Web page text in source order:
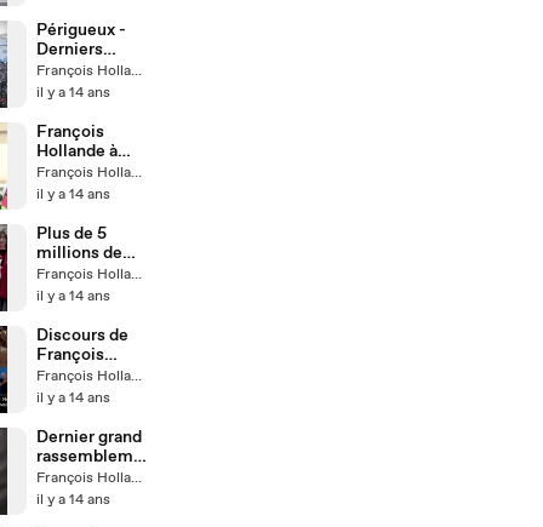
Périgueux -
Derniers
moments de
campagne
François Hollande
il y a 14 ans
François
Hollande à
Forbach
François Hollande
il y a 14 ans
Plus de 5
millions de
Portes !
François Hollande
il y a 14 ans
Discours de
François
Hollande à
Toulouse - 4
François Hollande
il y a 14 ans
Dernier grand
rassembleme
nt de
campagne à
François Hollande
il y a 14 ans